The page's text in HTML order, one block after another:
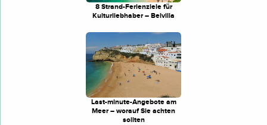
8 Strand-Ferienziele für
Kulturliebhaber – Belvilla
Last-minute-Angebote am
Meer – worauf Sie achten
sollten